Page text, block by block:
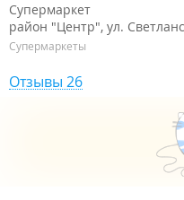
Супермаркет
район "Центр", ул.
Супермаркеты
Отзывы 26